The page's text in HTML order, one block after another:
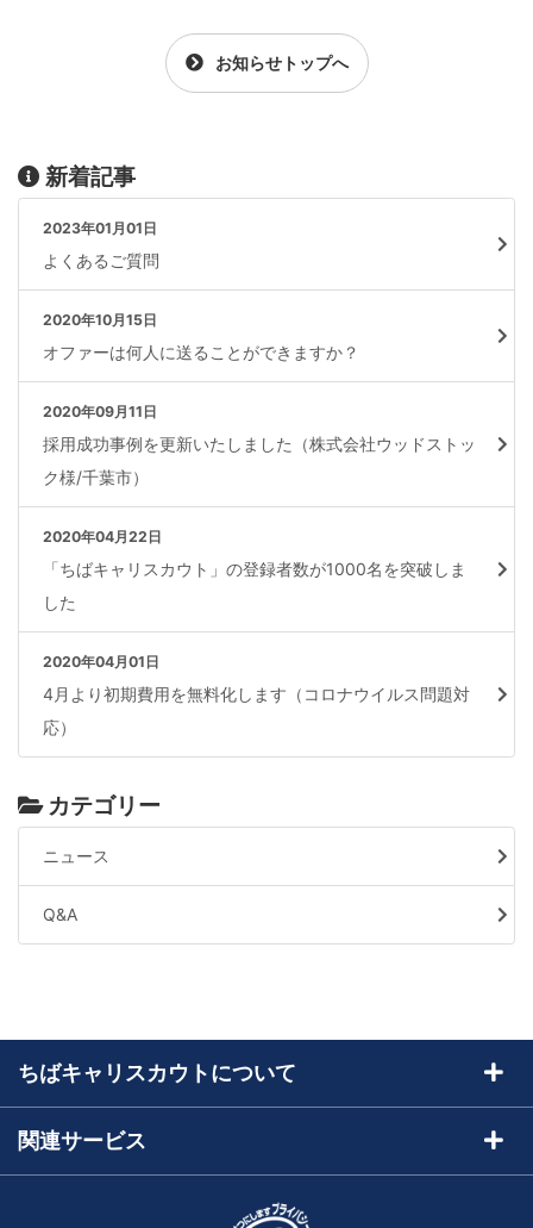
お知らせトップへ
新着記事
2023年01月01日
よくあるご質問
2020年10月15日
オファーは何人に送ることができますか？
2020年09月11日
採用成功事例を更新いたしました（株式会社ウッドストッ
ク様/千葉市）
2020年04月22日
「ちばキャリスカウト」の登録者数が1000名を突破しま
した
2020年04月01日
4月より初期費用を無料化します（コロナウイルス問題対
応）
カテゴリー
ニュース
Q&A
ちばキャリスカウトについて
ちばキャリスカウトとは
関連サービス